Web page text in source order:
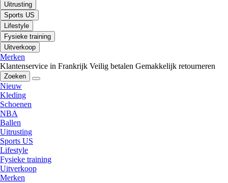
Uitrusting
Sports US
Lifestyle
Fysieke training
Uitverkoop
Merken
Klantenservice in Frankrijk Veilig betalen Gemakkelijk retourneren
Zoeken
Nieuw
Kleding
Schoenen
NBA
Ballen
Uitrusting
Sports US
Lifestyle
Fysieke training
Uitverkoop
Merken